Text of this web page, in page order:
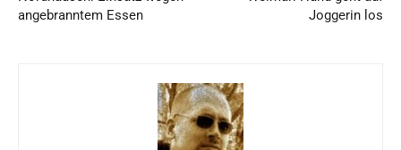
angebranntem Essen
Joggerin los